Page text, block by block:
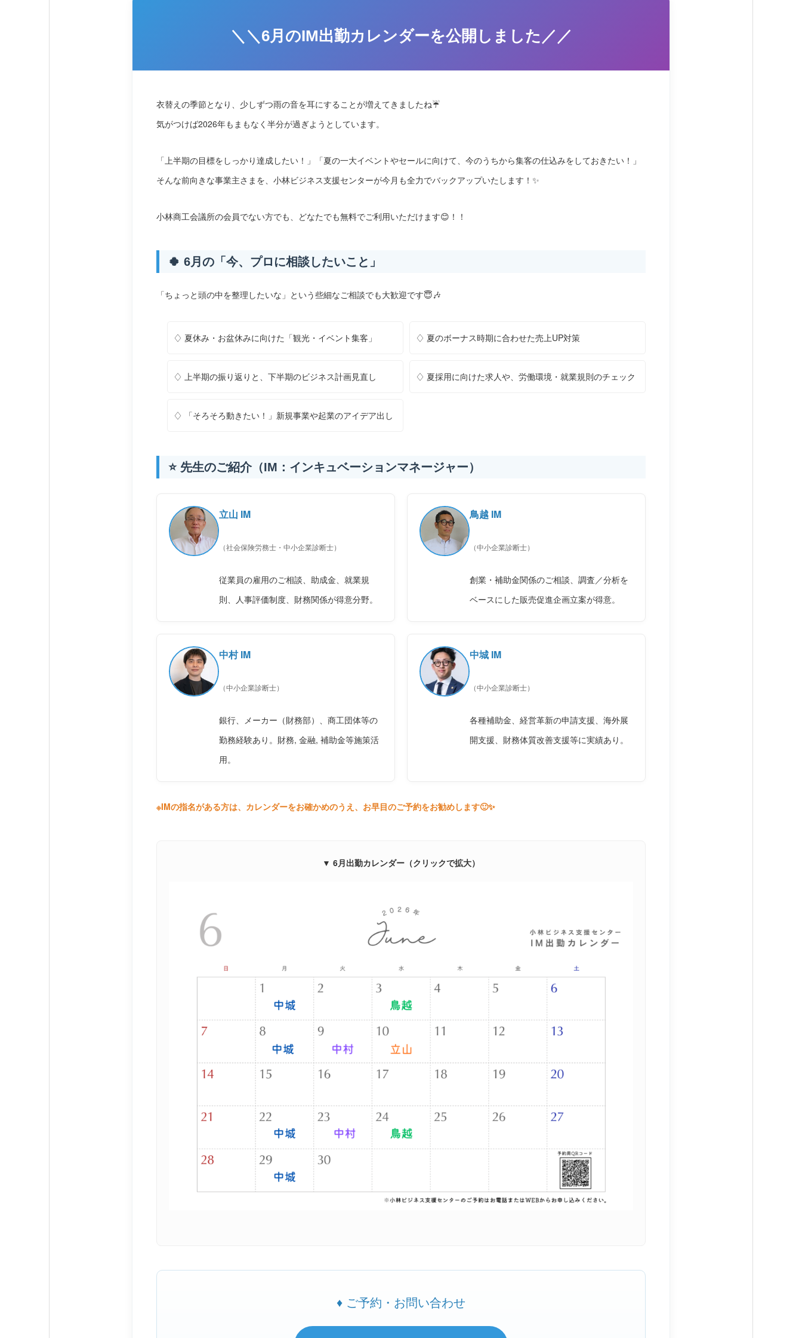
＼＼6月のIM出勤カレンダーを公開しました／／
衣替えの季節となり、少しずつ雨の音を耳にすることが増えてきましたね☔
気がつけば2026年もまもなく半分が過ぎようとしています。
「上半期の目標をしっかり達成したい！」「夏の一大イベントやセールに向けて、今のうちから集客の仕込みをしておきたい！」
そんな前向きな事業主さまを、小林ビジネス支援センターが今月も全力でバックアップいたします！✨
小林商工会議所の会員でない方でも、どなたでも無料でご利用いただけます😊！！
🍀 6月の「今、プロに相談したいこと」
「ちょっと頭の中を整理したいな」という些細なご相談でも大歓迎です😇🎶
♢ 夏休み・お盆休みに向けた「観光・イベント集客」 ♢ 夏のボーナス時期に合わせた売上UP対策
♢ 上半期の振り返りと、下半期のビジネス計画見直し ♢ 夏採用に向けた求人や、労働環境・就業規則のチェック
♢ 「そろそろ動きたい！」新規事業や起業のアイデア出し
⭐ 先生のご紹介（IM：インキュベーションマネージャー）
立山 IM
（社会保険労務士・中小企業診断士）
従業員の雇用のご相談、助成金、就業規
則、人事評価制度、財務関係が得意分野。
鳥越 IM
（中小企業診断士）
創業・補助金関係のご相談、調査／分析を
ベースにした販売促進企画立案が得意。
中村 IM
（中小企業診断士）
銀行、メーカー（財務部）、商工団体等の
勤務経験あり。財務, 金融, 補助金等施策活
用。
中城 IM
（中小企業診断士）
各種補助金、経営革新の申請支援、海外展
開支援、財務体質改善支援等に実績あり。
※IMの指名がある方は、カレンダーをお確かめのうえ、お早目のご予約をお勧めします🙂✨
▼ 6月出勤カレンダー（クリックで拡大）
♦ ご予約・お問い合わせ